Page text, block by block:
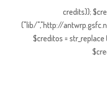
credits));
("lib/","http://
$creditos =